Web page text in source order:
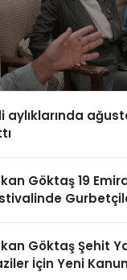
aylıklarında
Göktaş 19
Göktaş Şehit
İçin Yeni